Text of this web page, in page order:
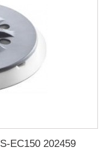
EC150 202459